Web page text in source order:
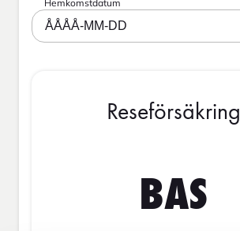
Hemkomstdatum
ÅÅÅÅ-MM-DD
Reseförsäkring
BAS